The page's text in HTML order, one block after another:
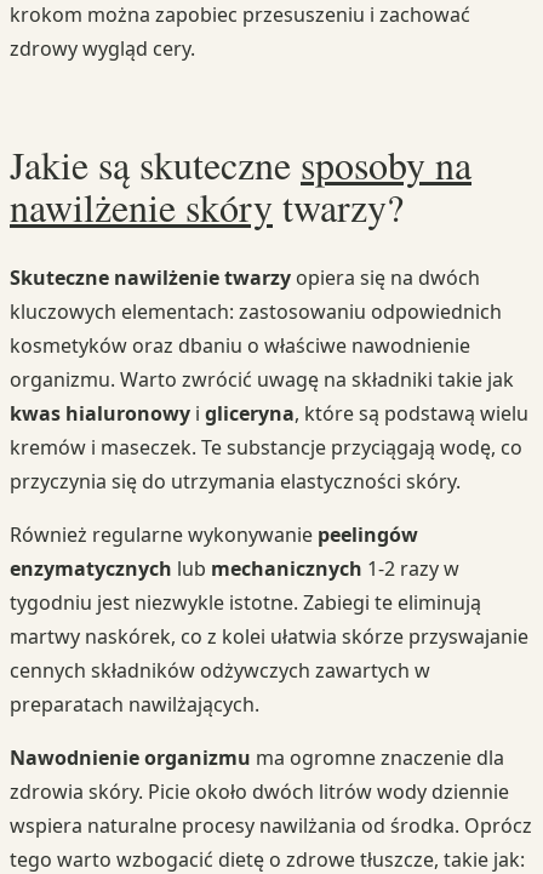
krokom można zapobiec przesuszeniu i zachować
zdrowy wygląd cery.
Jakie są skuteczne sposoby na
nawilżenie skóry twarzy?
Skuteczne nawilżenie twarzy opiera się na dwóch
kluczowych elementach: zastosowaniu odpowiednich
kosmetyków oraz dbaniu o właściwe nawodnienie
organizmu. Warto zwrócić uwagę na składniki takie jak
kwas hialuronowy i gliceryna, które są podstawą wielu
kremów i maseczek. Te substancje przyciągają wodę, co
przyczynia się do utrzymania elastyczności skóry.
Również regularne wykonywanie peelingów
enzymatycznych lub mechanicznych 1-2 razy w
tygodniu jest niezwykle istotne. Zabiegi te eliminują
martwy naskórek, co z kolei ułatwia skórze przyswajanie
cennych składników odżywczych zawartych w
preparatach nawilżających.
Nawodnienie organizmu ma ogromne znaczenie dla
zdrowia skóry. Picie około dwóch litrów wody dziennie
wspiera naturalne procesy nawilżania od środka. Oprócz
tego warto wzbogacić dietę o zdrowe tłuszcze, takie jak: